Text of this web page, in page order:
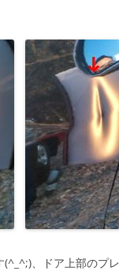
(^_^;)、ドア上部のプ